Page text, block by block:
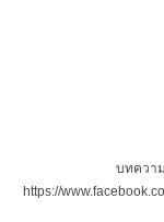
บทควา
https://